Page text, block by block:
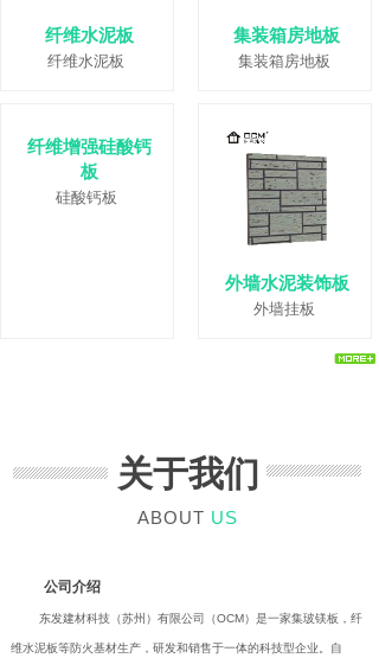
纤维水泥板
纤维水泥板
集装箱房地板
集装箱房地板
纤维增强硅酸钙
板
硅酸钙板
外墙水泥装饰板
外墙挂板
关于我们
ABOUT US
公司介绍
东发建材科技（苏州）有限公司（OCM）是一家集玻镁板，纤
维水泥板等防火基材生产，研发和销售于一体的科技型企业。自